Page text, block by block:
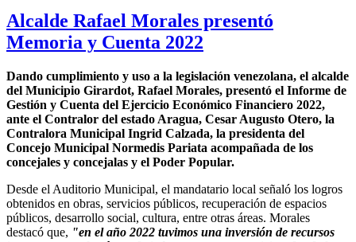
Alcalde Rafael Morales presentó
Memoria y Cuenta 2022
Dando cumplimiento y uso a la legislación venezolana, el alcalde
del Municipio Girardot, Rafael Morales, presentó el Informe de
Gestión y Cuenta del Ejercicio Económico Financiero 2022,
ante el Contralor del estado Aragua, Cesar Augusto Otero, la
Contralora Municipal Ingrid Calzada, la presidenta del
Concejo Municipal Normedis Pariata acompañada de los
concejales y concejalas y el Poder Popular.
Desde el Auditorio Municipal, el mandatario local señaló los logros
obtenidos en obras, servicios públicos, recuperación de espacios
públicos, desarrollo social, cultura, entre otras áreas. Morales
destacó que, "en el año 2022 tuvimos una inversión de recursos